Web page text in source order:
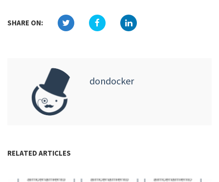
SHARE ON:
dondocker
RELATED ARTICLES